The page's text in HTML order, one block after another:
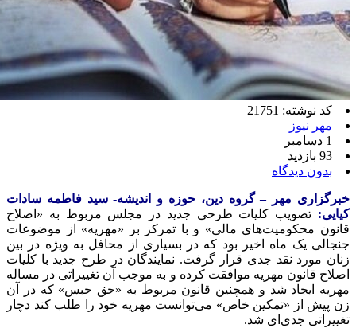
کد نوشته: 21751
مهر نیوز
1 دسامبر
93 بازدید
بدون دیدگاه
خبرگزاری مهر – گروه دین، حوزه و اندیشه- سید فاطمه سادات
کیایی: تصویب کلیات طرحی جدید در مجلس مربوط به «اصلاح
قانون محکومیت‌های مالی» و با تمرکز بر «مهریه» از موضوعات
جنجالی یک ماه اخیر بود که در بسیاری از محافل به ویژه در بین
زنان مورد نقد جدی قرار گرفت. نمایندگان در طرح جدید با کلیات
اصلاح قانون مهریه موافقت کرده و به موجب آن تغییراتی در مساله
مهریه ایجاد شد و همچنین قانون مربوط به «حق حبس» که در آن
زن پیش از «تمکین خاص» می‌توانست مهریه خود را طلب کند دچار
تغییراتی جدی‌ای شد.